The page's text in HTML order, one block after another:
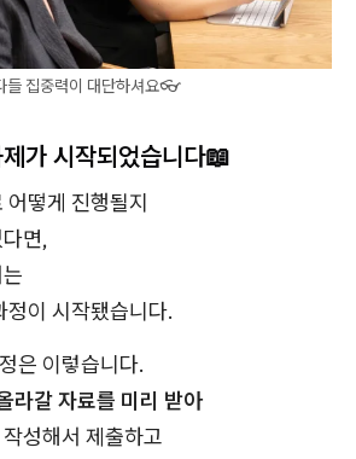
들 집중력이 대단하셔요👓
가 시작되었습니다📖
떻게 진행될지
면,
이 시작됐습니다.
은 이렇습니다.
라갈 자료를 미리 받아
성해서 제출하고